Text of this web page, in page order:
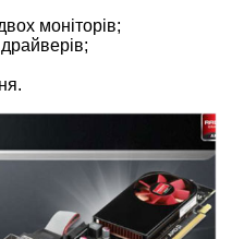
моніторів;